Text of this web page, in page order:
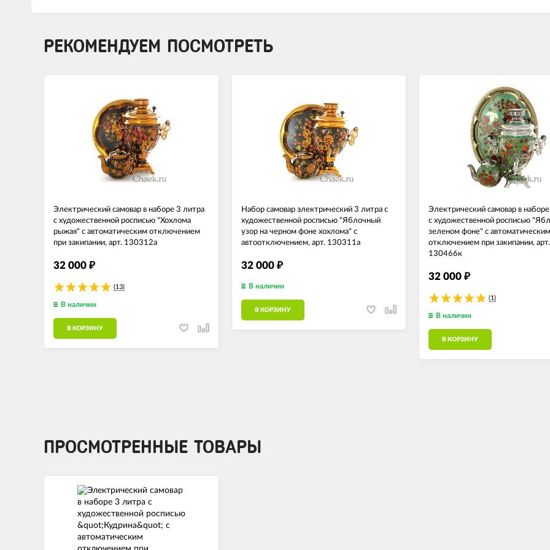
РЕКОМЕНДУЕМ ПОСМОТРЕТЬ
Электрический самовар в наборе 3 литра
с художественной росписью "Хохлома
рыжая" с автоматическим отключением
при закипании, арт. 130312а
32 000 ₽
(13)
В наличии
В КОРЗИНУ
Набор самовар электрический 3 литра с
художественной росписью "Яблочный
узор на черном фоне хохлома" с
автоотключением, арт. 130311а
32 000 ₽
В наличии
В КОРЗИНУ
Электрический самовар в
с художественной росписью
зеленом фоне" с автоматическим
отключением при закипании, арт.
130466к
32 000 ₽
(1)
В наличии
В КОРЗИНУ
ПРОСМОТРЕННЫЕ ТОВАРЫ